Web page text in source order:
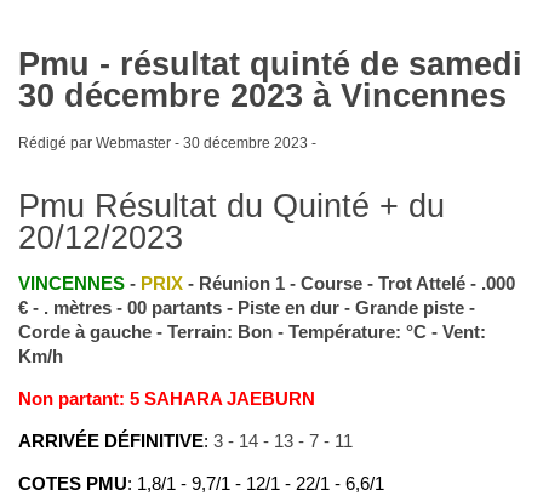
Pmu - résultat quinté de samedi
30 décembre 2023 à Vincennes
Rédigé par Webmaster - 30 décembre 2023 -
Pmu Résultat du Quinté + du
20/12/2023
VINCENNES- PRIX- Réunion 1 - Course - Trot Attelé - .000
€ - . mètres - 00 partants - Piste en dur - Grande piste -
Corde à gauche - Terrain: Bon - Température: °C - Vent:
Km/h
Non partant: 5 SAHARA JAEBURN
ARRIVÉE DÉFINITIVE: 3 - 14 - 13 - 7 - 11
COTES PMU: 1,8/1 - 9,7/1 - 12/1 - 22/1 - 6,6/1